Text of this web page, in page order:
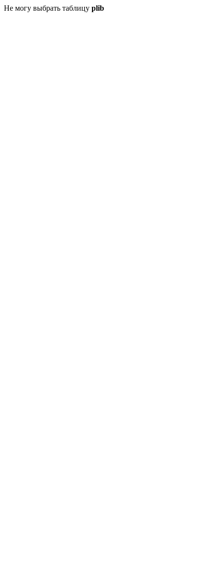
Не могу выбрать таблицу plib